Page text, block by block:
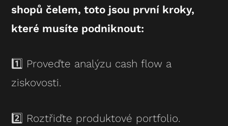
shopů čelem, toto jsou první kroky,
které musíte podniknout:
1️⃣ Proveďte analýzu cash flow a
ziskovosti.
2️⃣ Roztřiďte produktové portfolio.